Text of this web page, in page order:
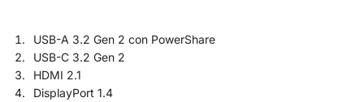
USB-A 3.2 Gen 2 con PowerShare
USB-C 3.2 Gen 2
HDMI 2.1
DisplayPort 1.4